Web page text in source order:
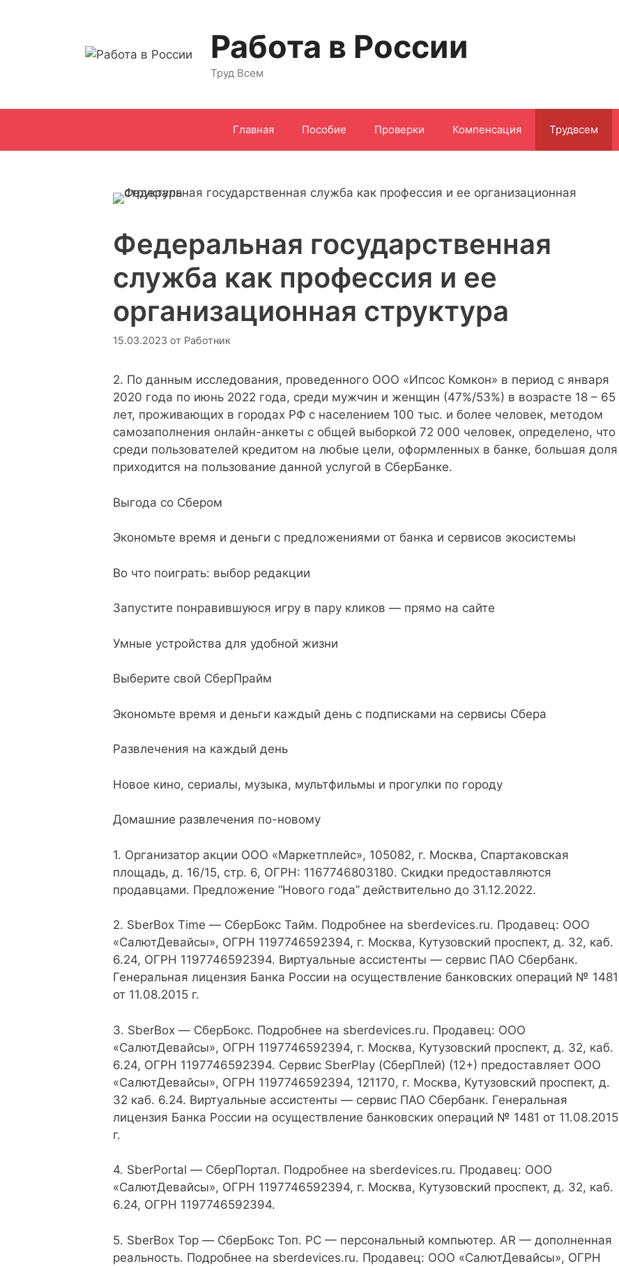
Работа в России
Труд Всем
Главная Пособие Проверки Компенсация Трудвсем
Федеральная государственная
служба как профессия и ее
организационная структура
15.03.2023 от Работник
2. По данным исследования, проведенного ООО «Ипсос Комкон» в период с января
2020 года по июнь 2022 года, среди мужчин и женщин (47%/53%) в возрасте 18 – 65
лет, проживающих в городах РФ с населением 100 тыс. и более человек, методом
самозаполнения онлайн-анкеты с общей выборкой 72 000 человек, определено, что
среди пользователей кредитом на любые цели, оформленных в банке, большая доля
приходится на пользование данной услугой в СберБанке.
Выгода со Сбером
Экономьте время и деньги с предложениями от банка и сервисов экосистемы
Во что поиграть: выбор редакции
Запустите понравившуюся игру в пару кликов — прямо на сайте
Умные устройства для удобной жизни
Выберите свой СберПрайм
Экономьте время и деньги каждый день с подписками на сервисы Сбера
Развлечения на каждый день
Новое кино, сериалы, музыка, мультфильмы и прогулки по городу
Домашние развлечения по-новому
1. Организатор акции ООО «Маркетплейс», 105082, г. Москва, Спартаковская
площадь, д. 16/15, стр. 6, ОГРН: 1167746803180. Скидки предоставляются
продавцами. Предложение “Нового года” действительно до 31.12.2022.
2. SberBox Time — СберБокс Тайм. Подробнее на sberdevices.ru. Продавец: ООО
«СалютДевайсы», ОГРН 1197746592394, г. Москва, Кутузовский проспект, д. 32, каб.
6.24, ОГРН 1197746592394. Виртуальные ассистенты — сервис ПАО Сбербанк.
Генеральная лицензия Банка России на осуществление банковских операций № 1481
от 11.08.2015 г.
3. SberBox — СберБокс. Подробнее на sberdevices.ru. Продавец: ООО
«СалютДевайсы», ОГРН 1197746592394, г. Москва, Кутузовский проспект, д. 32, каб.
6.24, ОГРН 1197746592394. Сервис SberPlay (СберПлей) (12+) предоставляет ООО
«СалютДевайсы», ОГРН 1197746592394, 121170, г. Москва, Кутузовский проспект, д.
32 каб. 6.24. Виртуальные ассистенты — сервис ПАО Сбербанк. Генеральная
лицензия Банка России на осуществление банковских операций № 1481 от 11.08.2015
г.
4. SberPortal — СберПортал. Подробнее на sberdevices.ru. Продавец: ООО
«СалютДевайсы», ОГРН 1197746592394, г. Москва, Кутузовский проспект, д. 32, каб.
6.24, ОГРН 1197746592394.
5. SberBox Top — СберБокс Топ. PC — персональный компьютер. AR — дополненная
реальность. Подробнее на sberdevices.ru. Продавец: ООО «СалютДевайсы», ОГРН